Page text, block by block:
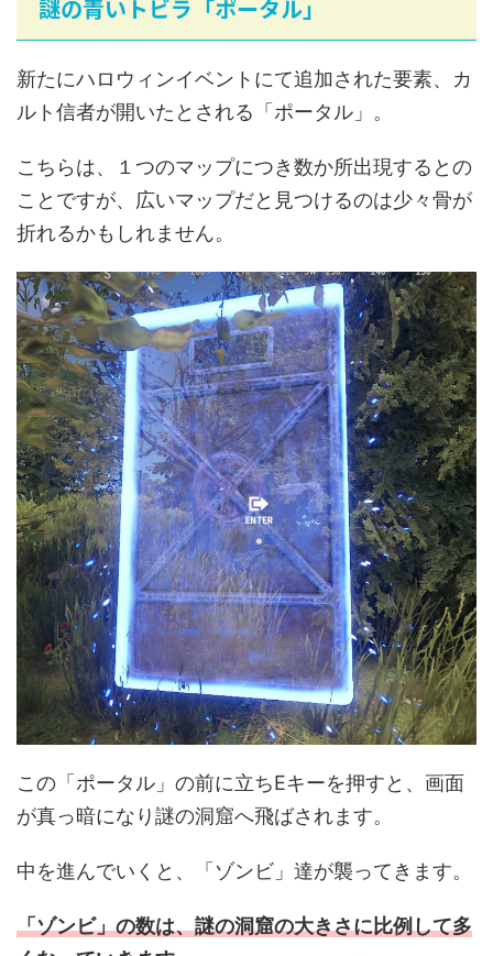
謎の青いトビラ「ポータル」
新たにハロウィンイベントにて追加された要素、カ
ルト信者が開いたとされる「ポータル」。
こちらは、１つのマップにつき数か所出現するとの
ことですが、広いマップだと見つけるのは少々骨が
折れるかもしれません。
この「ポータル」の前に立ちEキーを押すと、画面
が真っ暗になり謎の洞窟へ飛ばされます。
中を進んでいくと、「ゾンビ」達が襲ってきます。
「ゾンビ」の数は、謎の洞窟の大きさに比例して多